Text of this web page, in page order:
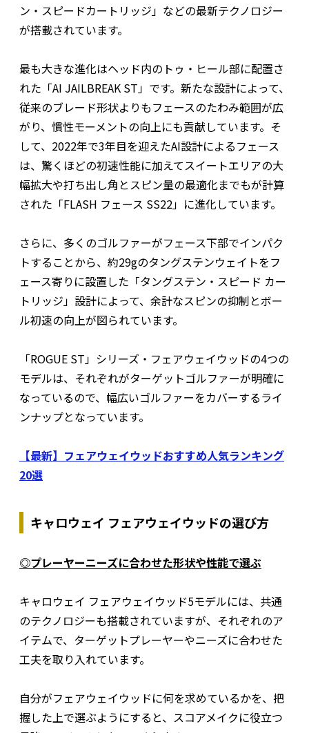
ン・スピードカートリッジ」などの最新テクノロジー
が搭載されています。
最も大きな進化はヘッド内のトゥ・ヒール部に配置さ
れた「AI JAILBREAK ST」です。新たな設計によって、
従来のブレード形状よりもフェースのたわみ範囲が広
がり、慣性モーメントの向上にも貢献しています。そ
して、2022年で3年目を迎えたAI設計によるフェース
は、驚くほどの初速性能に加えてスイートエリアの大
幅拡大や打ち出し角とスピン量の最適化までもが計算
された「FLASH フェース SS22」に進化しています。
さらに、多くのゴルファーがフェース下部でインパク
トすることから、約29gのタングステンウェイトをフ
ェース寄りに設置した「タングステン・スピード カー
トリッジ」設計によって、余計なスピンの抑制とボー
ル初速の向上が図られています。
「ROGUE ST」シリーズ・フェアウェイウッドの4つの
モデルは、それぞれがターゲットゴルファーが明確に
なっているので、幅広いゴルファーをカバーするライ
ンナップとなっています。
【最新】フェアウェイウッドおすすめ人気ランキング
20選
キャロウェイ フェアウェイウッドの選び方
◎プレーヤーニーズに合わせた形状や性能で選ぶ
キャロウェイ フェアウェイウッド5モデルには、共通
のテクノロジーも搭載されていますが、それぞれのア
イテムで、ターゲットプレーヤーやニーズに合わせた
工夫を取り入れています。
自分がフェアウェイウッドに何を求めているかを、把
握した上で選ぶようにすると、スコアメイクに役立つ